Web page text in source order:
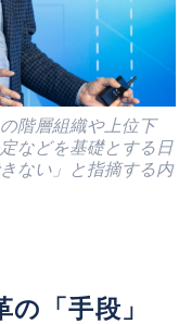
階層組織や上位下
などを基礎とする日
ない」と指摘する内
「手段」